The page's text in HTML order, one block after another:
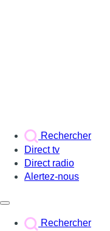
Rechercher
Direct tv
Direct radio
Alertez-nous
Rechercher